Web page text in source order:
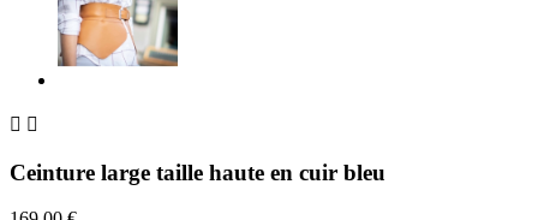
 
Ceinture large taille haute en cuir bleu